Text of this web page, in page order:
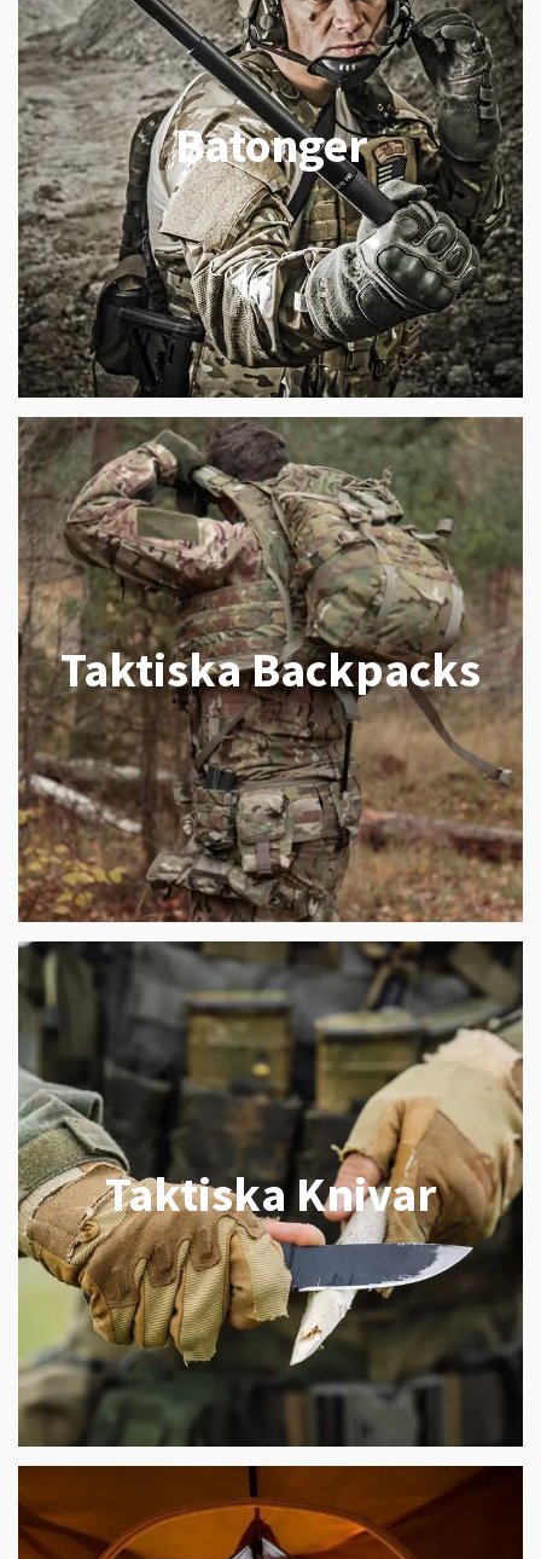
Batonger
Taktiska Backpacks
Taktiska Knivar